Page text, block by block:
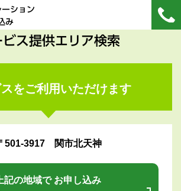
ション
み
ビス提供エリア検索
をご利用いただけます
501-3917 関市北天神
上記の地域で お申し込み